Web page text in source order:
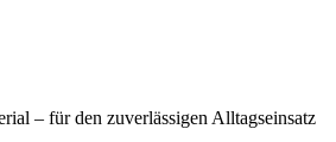
– für den zuverlässigen Alltagseinsatz